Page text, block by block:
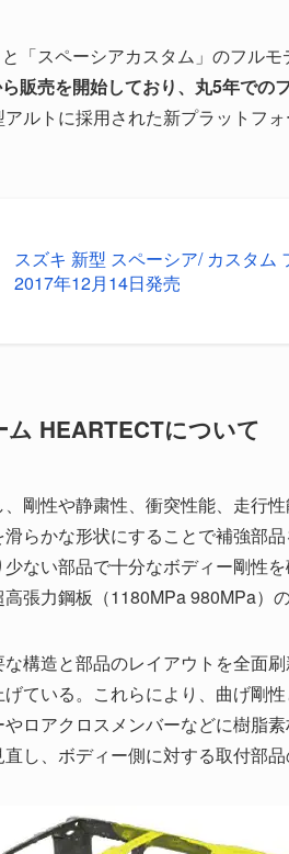
と「スペーシアカスタム」のフル
販売を開始しており、丸5年での
ルトに採用された新プラットフ
スズキ 新型 スペーシア/ カスタム
2017年12月14日発売
HEARTECTについて
剛性や静粛性、衝突性能、走行
らかな形状にすることで補強部
ない部品で十分なボディー剛性
張力鋼板（1180MPa 980MPa）
構造と部品のレイアウトを全面
ている。これらにより、曲げ剛
ロアクロスメンバーなどに樹脂
し、ボディー側に対する取付部品